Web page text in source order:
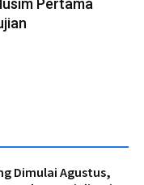
Pertama
Dimulai Agustus,